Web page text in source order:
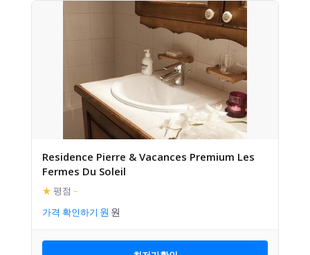
Residence Pierre & Vacances Premium Les
Fermes Du Soleil
★ 평점 –
가격 확인하기